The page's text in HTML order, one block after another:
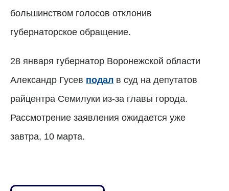
большинством голосов отклонив
губернаторское обращение.
28 января губернатор Воронежской области
Александр Гусев подал в суд на депутатов
райцентра Семилуки из-за главы города.
Рассмотрение заявления ожидается уже
завтра, 10 марта.